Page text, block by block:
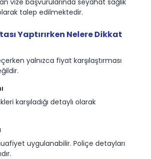
talep edilmektedir.
Yaptırırken Nelere Dikkat
yalnızca fiyat karşılaştırması
karşıladığı detaylı olarak
uygulanabilir. Poliçe detayları